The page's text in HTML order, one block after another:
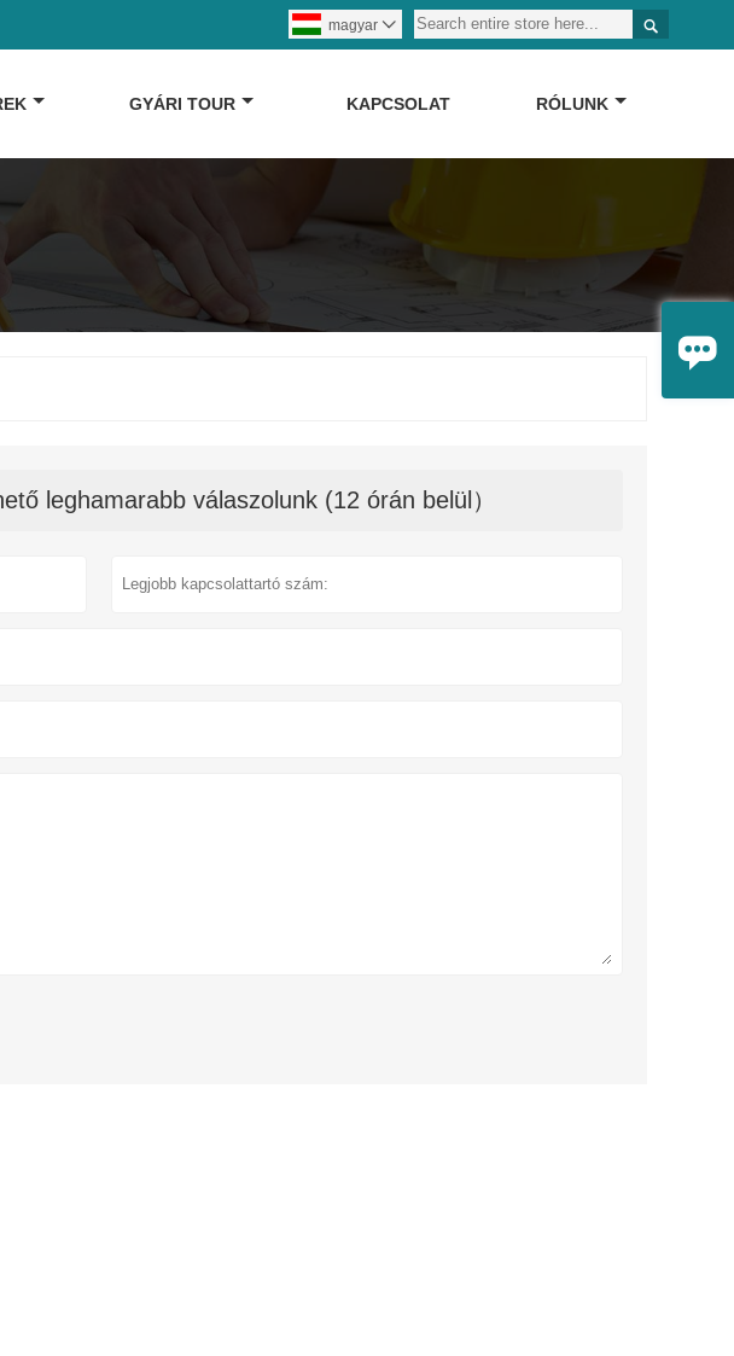


magyar 
GYÁRI TOUR KAPCSOLAT RÓLUNK
leghamarabb válaszolunk (12 órán belül）